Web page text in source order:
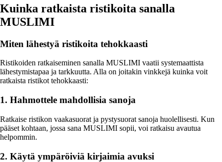
Kuinka ratkaista ristikoita sanalla
MUSLIMI
Miten lähestyä ristikoita tehokkaasti
Ristikoiden ratkaiseminen sanalla MUSLIMI vaatii systemaattista
lähestymistapaa ja tarkkuutta. Alla on joitakin vinkkejä kuinka voit
ratkaista ristikot tehokkaasti:
1. Hahmottele mahdollisia sanoja
Ratkaise ristikon vaakasuorat ja pystysuorat sanoja huolellisesti. Kun
pääset kohtaan, jossa sana MUSLIMI sopii, voi ratkaisu avautua
helpommin.
2. Käytä ympäröiviä kirjaimia avuksi